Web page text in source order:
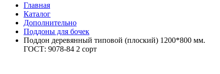
Главная
Каталог
Дополнительно
Поддоны для бочек
Поддон деревянный типовой (плоский) 1200*800 мм.
ГОСТ: 9078-84 2 сорт